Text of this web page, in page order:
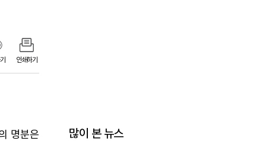
인쇄하기
명분은
많이 본 뉴스